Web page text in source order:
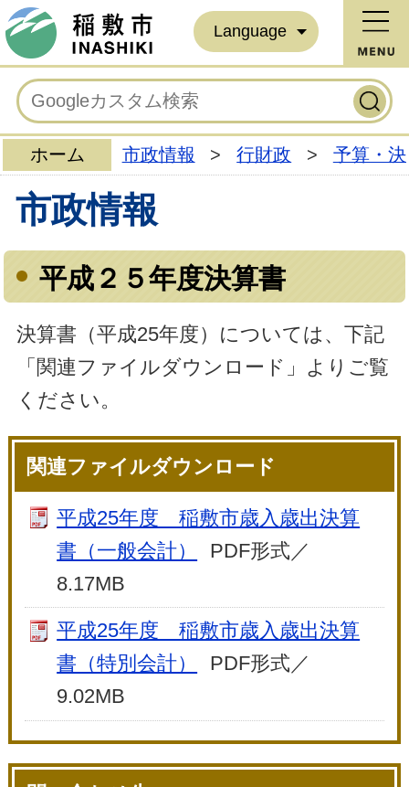
Language
ホーム 市政情報 > 行財政 > 予算・
市政情報
平成２５年度決算書
決算書（平成25年度）については、下記
「関連ファイルダウンロード」よりご覧
ください。
関連ファイルダウンロード
平成25年度 稲敷市歳入歳出決算
書（一般会計）
PDF形式／
8.17MB
平成25年度 稲敷市歳入歳出決算
書（特別会計）
PDF形式／
9.02MB